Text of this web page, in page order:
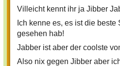
Villeicht kennt ihr ja Jibber
Ich kenne es, es ist die beste
gesehen hab!
Jabber ist aber der coolste
Also nix gegen Jibber aber